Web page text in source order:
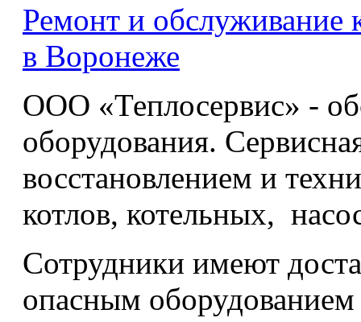
Ремонт и обслуживание
в Воронеже
ООО «Теплосервис» -
оборудования.
восстановлением и
котлов, котельных,
Сотрудники имеют
опасным оборудованием